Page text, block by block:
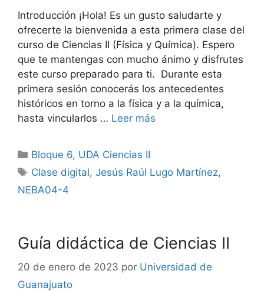
Introducción ¡Hola! Es un gusto saludarte y
ofrecerte la bienvenida a esta primera clase del
curso de Ciencias II (Física y Química). Espero
que te mantengas con mucho ánimo y disfrutes
este curso preparado para ti. Durante esta
primera sesión conocerás los antecedentes
históricos en torno a la física y a la química,
hasta vincularlos … Leer más
Categorías
Bloque 6, UDA Ciencias II
Etiquetas
Clase digital,Jesús Raúl Lugo Martínez,
NEBA04-4
Guía didáctica de Ciencias II
20 de enero de 2023 por Universidad de
Guanajuato